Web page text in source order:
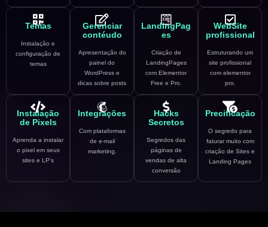
Temas
Instalação e
configuração de
temas
Gerenciar
contéudo
Apresentação do
painel do
WordPress e
dicas sobre posts
LandingPag
es
Criação de
LandingPages
com Elementor
Free e Pro.
WebSite
profissional
Estruturando um
site profissional
com elementor
pro.
Instalação
de Pixels
Aprenda a instalar
o pixel em seus
sites e LP's
Integrações
Com plataformas
de e-mail
marketing.
Hacks
Secretos
Segredos das
páginas de
vendas de alta
conversão
Precificação
O segredo para
faturar muito com
criação de Sites e
Landing Pages